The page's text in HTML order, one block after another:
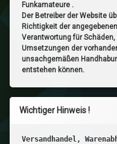
Funkamateure .
Der Betreiber der Website
Richtigkeit der
Verantwortung für
Umsetzungen der
unsachgemäßen
entstehen können.
Wichtiger Hinweis !
Versandhandel,